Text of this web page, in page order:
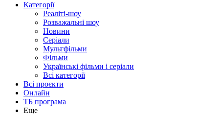
Категорії
Реаліті-шоу
Розважальні шоу
Новини
Серіали
Мультфільми
Фільми
Українські фільми і серіали
Всі категорії
Всі проєкти
Онлайн
ТБ програма
Еще